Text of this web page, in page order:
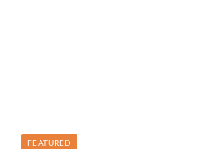
FEATURED